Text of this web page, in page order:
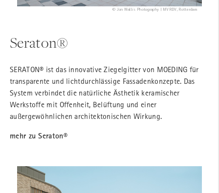
© Jon Wallis Photography | MVRDV, Rotterdam
Seraton®
SERATON® ist das innovative Ziegelgitter von MOEDING für
transparente und lichtdurchlässige Fassadenkonzepte. Das
System verbindet die natürliche Ästhetik keramischer
Werkstoffe mit Offenheit, Belüftung und einer
außergewöhnlichen architektonischen Wirkung.
mehr zu Seraton®